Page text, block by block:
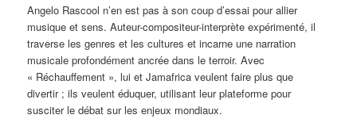
Angelo Rascool n’en est pas à son coup d’essai pour allier
musique et sens. Auteur-compositeur-interprète expérimenté, il
traverse les genres et les cultures et incarne une narration
musicale profondément ancrée dans le terroir. Avec
« Réchauffement », lui et Jamafrica veulent faire plus que
divertir ; ils veulent éduquer, utilisant leur plateforme pour
susciter le débat sur les enjeux mondiaux.